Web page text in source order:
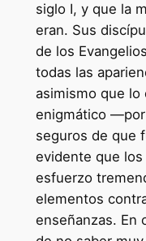
siglo I, y que la
eran. Sus
de los
todas las
asimismo que lo
enigmático
seguros de que
evidente que
esfuerzo
elementos
enseñanzas. En